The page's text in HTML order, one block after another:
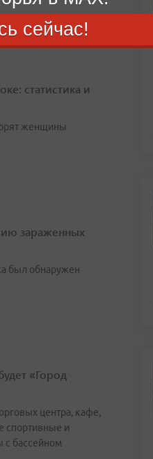
статистика и
женщины
зараженных
был обнаружен
«Город
центра, кафе,
спортивные и
с бассейном
сейчас!